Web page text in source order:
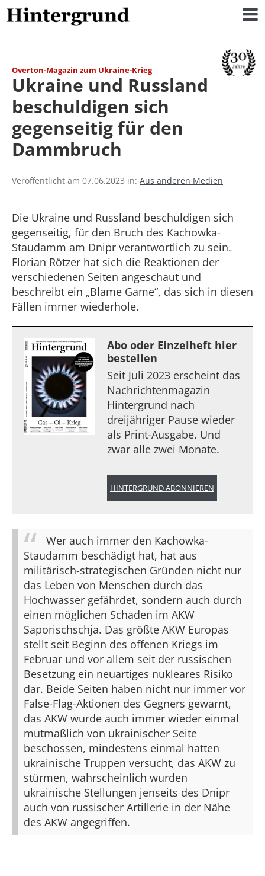
Skip
to
content
Overton-Magazin zum Ukraine-Krieg
Ukraine und Russland
beschuldigen sich
gegenseitig für den
Dammbruch
Veröffentlicht am 07.06.2023 in: Aus anderen Medien
Die Ukraine und Russland beschuldigen sich
gegenseitig, für den Bruch des Kachowka-
Staudamm am Dnipr verantwortlich zu sein.
Florian Rötzer hat sich die Reaktionen der
verschiedenen Seiten angeschaut und
beschreibt ein „Blame Game“, das sich in diesen
Fällen immer wiederhole.
Abo oder Einzelheft hier
bestellen
Seit Juli 2023 erscheint das
Nachrichtenmagazin
Hintergrund nach
dreijähriger Pause wieder
als Print-Ausgabe. Und
zwar alle zwei Monate.
HINTERGRUND ABONNIEREN
Wer auch immer den Kachowka-
Staudamm beschädigt hat, hat aus
militärisch-strategischen Gründen nicht nur
das Leben von Menschen durch das
Hochwasser gefährdet, sondern auch durch
einen möglichen Schaden im AKW
Saporischschja. Das größte AKW Europas
stellt seit Beginn des offenen Kriegs im
Februar und vor allem seit der russischen
Besetzung ein neuartiges nukleares Risiko
dar. Beide Seiten haben nicht nur immer vor
False-Flag-Aktionen des Gegners gewarnt,
das AKW wurde auch immer wieder einmal
mutmaßlich von ukrainischer Seite
beschossen, mindestens einmal hatten
ukrainische Truppen versucht, das AKW zu
stürmen, wahrscheinlich wurden
ukrainische Stellungen jenseits des Dnipr
auch von russischer Artillerie in der Nähe
des AKW angegriffen.